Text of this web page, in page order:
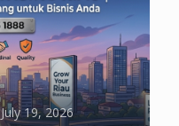
July 19, 2026